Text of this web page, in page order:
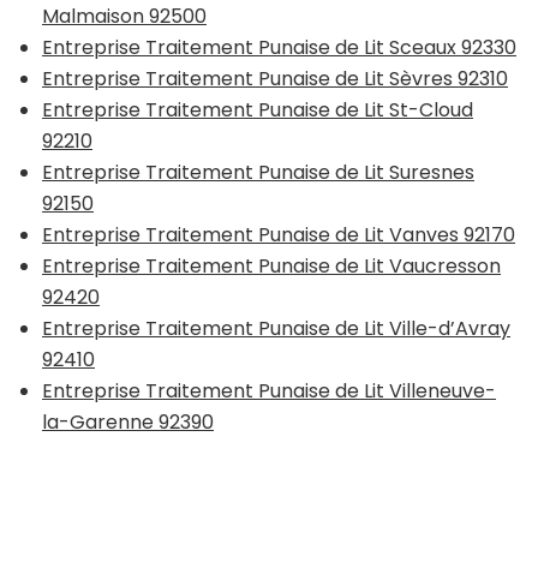
Malmaison 92500
Entreprise Traitement Punaise de Lit Sceaux 92330
Entreprise Traitement Punaise de Lit Sèvres 92310
Entreprise Traitement Punaise de Lit St-Cloud
92210
Entreprise Traitement Punaise de Lit Suresnes
92150
Entreprise Traitement Punaise de Lit Vanves 92170
Entreprise Traitement Punaise de Lit Vaucresson
92420
Entreprise Traitement Punaise de Lit Ville-d’Avray
92410
Entreprise Traitement Punaise de Lit Villeneuve-
la-Garenne 92390